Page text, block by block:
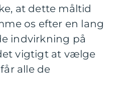
at dette måltid
os efter en lang
indvirkning på
vigtigt at vælge
alle de